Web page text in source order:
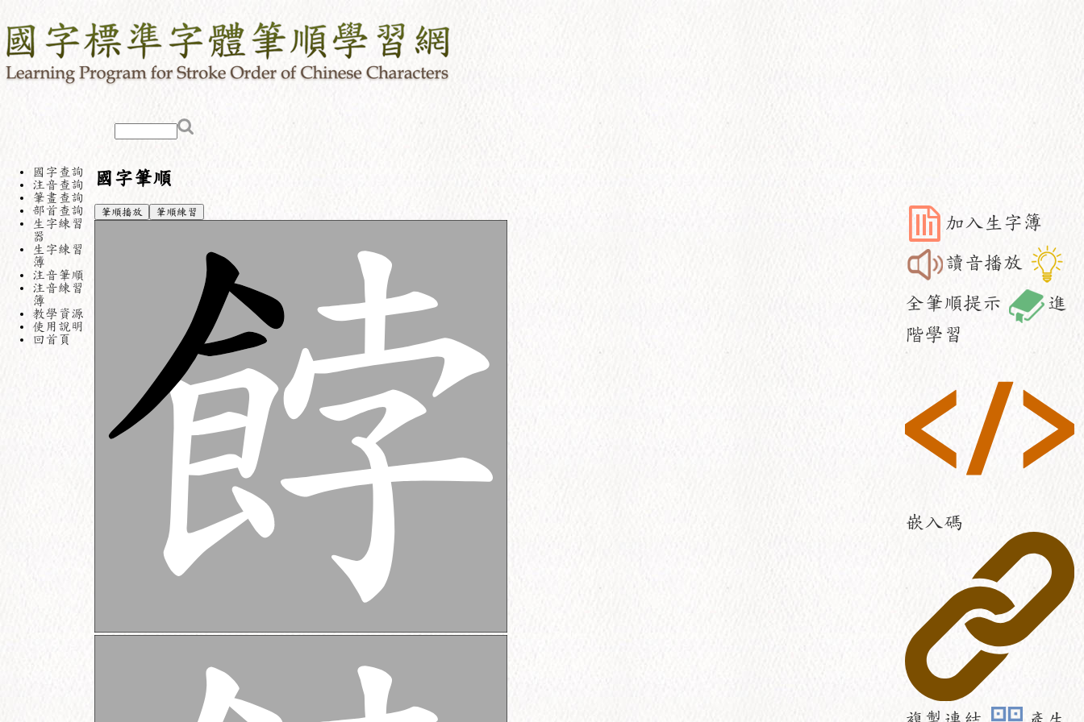
國字查詢
注音查詢
筆畫查詢
部首查詢
生字練習
器
生字練習
簿
注音筆順
注音練習
簿
教學資源
使用說明
回首頁
國字筆順
筆順播放 筆順練習
加入生字簿
讀音播放
全筆順提示
進
階學習
嵌入碼